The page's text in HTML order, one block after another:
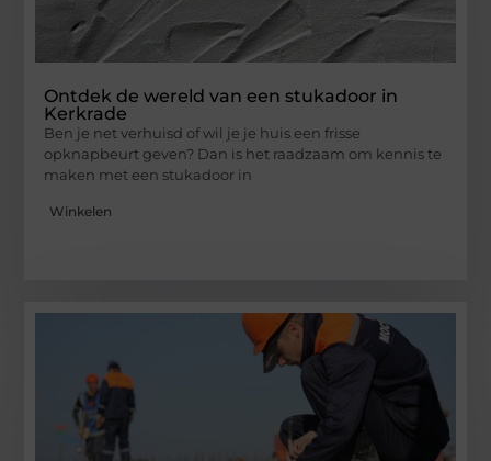
Ontdek de wereld van een stukadoor in
Kerkrade
Ben je net verhuisd of wil je je huis een frisse
opknapbeurt geven? Dan is het raadzaam om kennis te
maken met een stukadoor in
Winkelen